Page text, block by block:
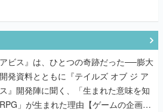
た
アビス』は、ひとつの奇跡だった──膨大
発資料とともに『テイルズ オブ ジ ア
』開発陣に聞く、「生まれた意味を知
」が生まれた理由【ゲームの企画